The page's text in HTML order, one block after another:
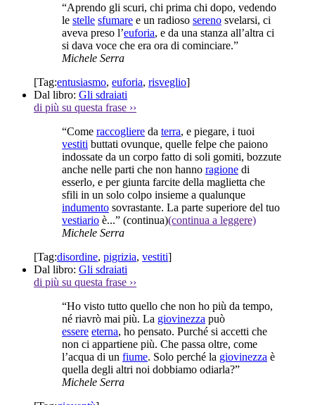
“Aprendo gli scuri, chi prima chi dopo, vedendo
le stelle sfumare e un radioso sereno svelarsi, ci
aveva preso l’euforia, e da una stanza all’altra ci
si dava voce che era ora di cominciare.”
Michele Serra
[Tag:entusiasmo, euforia, risveglio]
Dal libro: Gli sdraiati
di più su questa frase ››
“Come raccogliere da terra, e piegare, i tuoi
vestiti buttati ovunque, quelle felpe che paiono
indossate da un corpo fatto di soli gomiti, bozzute
anche nelle parti che non hanno ragione di
esserlo, e per giunta farcite della maglietta che
sfili in un solo colpo insieme a qualunque
indumento sovrastante. La parte superiore del tuo
vestiario è...” (continua)(continua a leggere)
Michele Serra
[Tag:disordine, pigrizia, vestiti]
Dal libro: Gli sdraiati
di più su questa frase ››
“Ho visto tutto quello che non ho più da tempo,
né riavrò mai più. La giovinezza può
essere eterna, ho pensato. Purché si accetti che
non ci appartiene più. Che passa oltre, come
l’acqua di un fiume. Solo perché la giovinezza è
quella degli altri noi dobbiamo odiarla?”
Michele Serra